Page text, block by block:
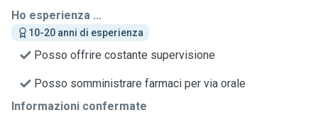
Ho esperienza ...
10-20 anni di esperienza
Posso offrire costante supervisione
Posso somministrare farmaci per via orale
Informazioni confermate